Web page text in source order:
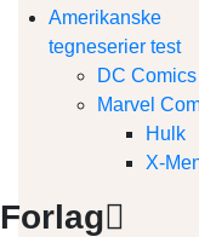
Amerikanske
tegneserier test
DC Comics
Marvel
Hulk
X-
Forlag